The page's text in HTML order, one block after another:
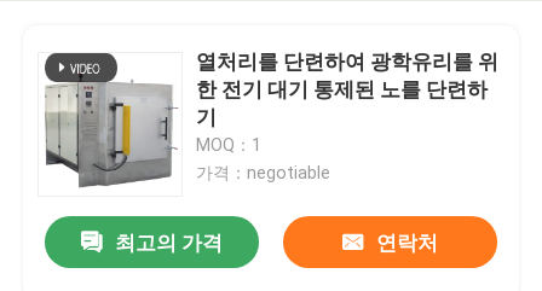
열처리를 단련하여 광학유리를 위
한 전기 대기 통제된 노를 단련하
기
MOQ：1
가격：negotiable
최고의 가격 연락처